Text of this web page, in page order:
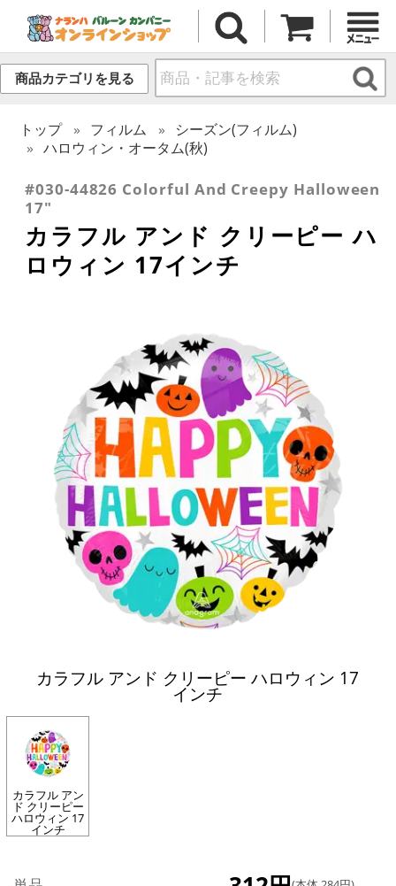
商品カテゴリを見る
トップ フィルム
シーズン(フィルム)
ハロウィン・オータム(秋)
#030-44826 Colorful And Creepy Halloween
17"
カラフル アンド クリーピー ハ
ロウィン 17インチ
カラフル アンド クリーピー ハロウィン 17
インチ
カラフル アン
ド クリーピー
ハロウィン 17
インチ